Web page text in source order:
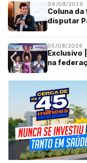
04/08/2026
Coluna
disputar
05/08/2026
Exclusivo
na